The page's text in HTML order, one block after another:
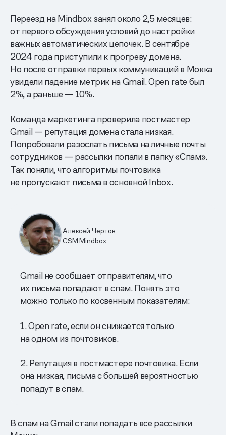
Переезд на Mindbox занял около 2,5 месяцев:
от первого обсуждения условий до настройки
важных автоматических цепочек. В сентябре
2024 года приступили к прогреву домена.
Но после отправки первых коммуникаций в Мокка
увидели падение метрик на Gmail. Open rate был
2%, а раньше — 10%.
Команда маркетинга проверила постмастер
Gmail — репутация домена стала низкая.
Попробовали разослать письма на личные почты
сотрудников — рассылки попали в папку «Спам».
Так поняли, что алгоритмы почтовика
не пропускают письма в основной Inbox.
Алексей Чертов
CSM Mindbox
Gmail не сообщает отправителям, что
их письма попадают в спам. Понять это
можно только по косвенным показателям:
1. Open rate, если он снижается только
на одном из почтовиков.
2. Репутация в постмастере почтовика. Если
она низкая, письма с большей вероятностью
попадут в спам.
В спам на Gmail стали попадать все рассылки